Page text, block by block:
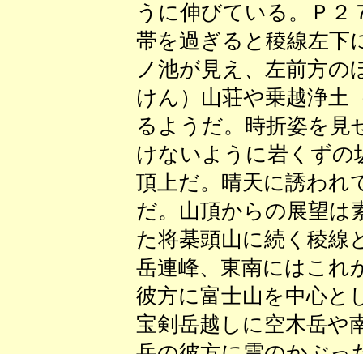
うに伸びている。Ｐ２
帯を過ぎると稜線左下
ノ池が見え、左前方の
けん）山荘や乗越浄土
るようだ。時折姿を
けないように岩くずの
頂上だ。晴天に誘われ
だ。山頂からの展望は
た将棊頭山に続く稜線
岳連峰、東南にはこれ
彼方に富士山を中心と
宝剣岳越しに空木岳や